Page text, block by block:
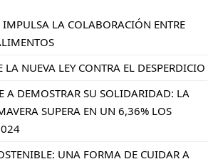
IMPULSA LA COLABORACIÓN ENTRE
LA NUEVA LEY CONTRA EL DESPERDICIO
A DEMOSTRAR SU SOLIDARIDAD: LA
SUPERA EN UN 6,36% LOS
UNA FORMA DE CUIDAR A